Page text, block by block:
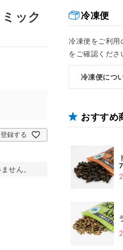
冷凍便
冷凍便をご利用
をご確認くださ
冷凍便につ
おすすめ
ック
録する
せん。